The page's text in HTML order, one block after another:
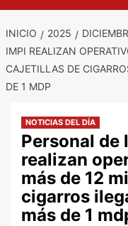
INICIO 2025
IMPI REALIZAN
CAJETILLAS DE
DE 1 MDP
NOTICIAS DEL DÍA
Personal de
realizan
más de 12
cigarros
más de 1